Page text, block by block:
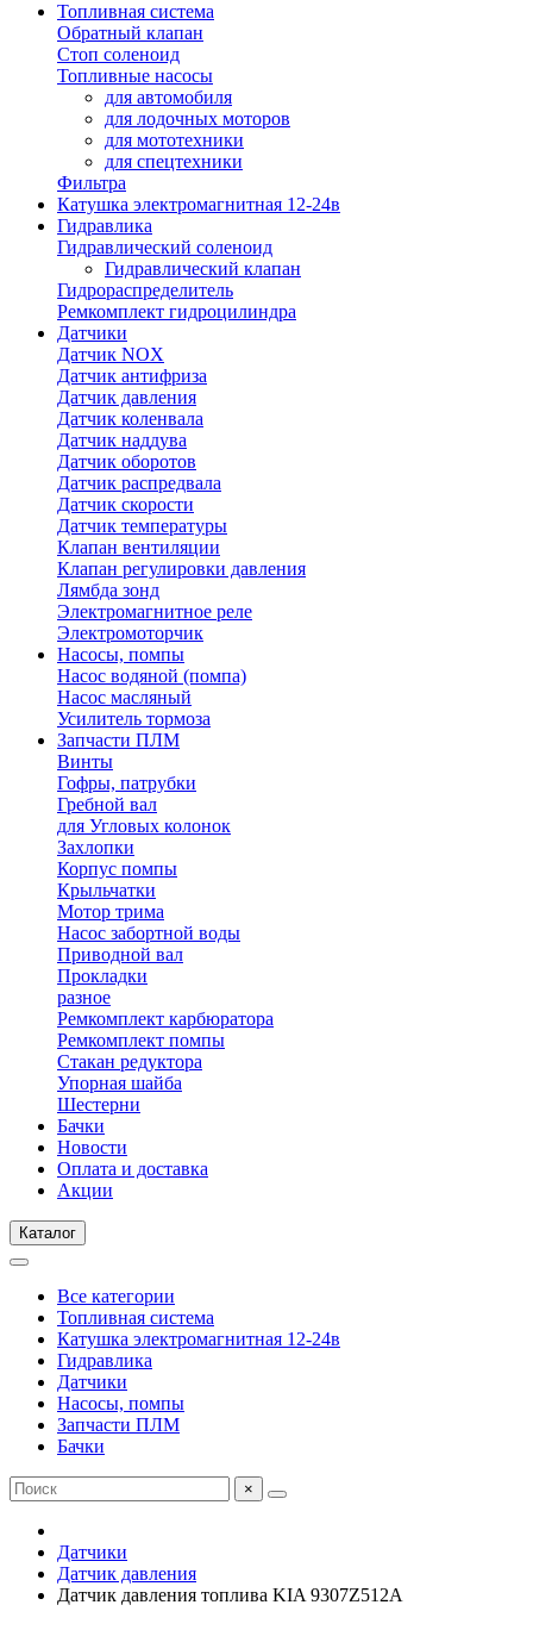
Топливная система
Обратный клапан
Стоп соленоид
Топливные насосы
для автомобиля
для лодочных моторов
для мототехники
для спецтехники
Фильтра
Катушка электромагнитная 12-24в
Гидравлика
Гидравлический соленоид
Гидравлический клапан
Гидрораспределитель
Ремкомплект гидроцилиндра
Датчики
Датчик NOX
Датчик антифриза
Датчик давления
Датчик коленвала
Датчик наддува
Датчик оборотов
Датчик распредвала
Датчик скорости
Датчик температуры
Клапан вентиляции
Клапан регулировки давления
Лямбда зонд
Электромагнитное реле
Электромоторчик
Насосы, помпы
Насос водяной (помпа)
Насос масляный
Усилитель тормоза
Запчасти ПЛМ
Винты
Гофры, патрубки
Гребной вал
для Угловых колонок
Захлопки
Корпус помпы
Крыльчатки
Мотор трима
Насос забортной воды
Приводной вал
Прокладки
разное
Ремкомплект карбюратора
Ремкомплект помпы
Стакан редуктора
Упорная шайба
Шестерни
Бачки
Новости
Оплата и доставка
Акции
Каталог
Все категории
Топливная система
Катушка электромагнитная 12-24в
Гидравлика
Датчики
Насосы, помпы
Запчасти ПЛМ
Бачки
×
Датчики
Датчик давления
Датчик давления топлива KIA 9307Z512A